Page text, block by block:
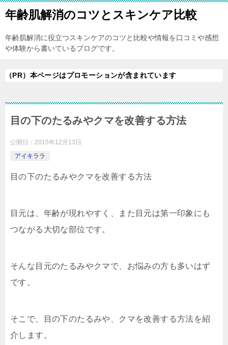
年齢肌解消のコツとスキンケア比較
年齢肌解消に役立つスキンケアのコツと比較や情報を口コミや感想
や体験から書いているブログです。
（PR）本ページはプロモーションが含まれています
目の下のたるみやクマを改善する方法
公開日： 2015年12月13日
アイキララ
目の下のたるみやクマを改善する方法
目元は、年齢が現れやすく、また目元は第一印象にも
つながる大切な部位です。
そんな目元のたるみやクマで、お悩みの方も多いはず
です。
そこで、目の下のたるみや、クマを改善する方法を紹
介します。